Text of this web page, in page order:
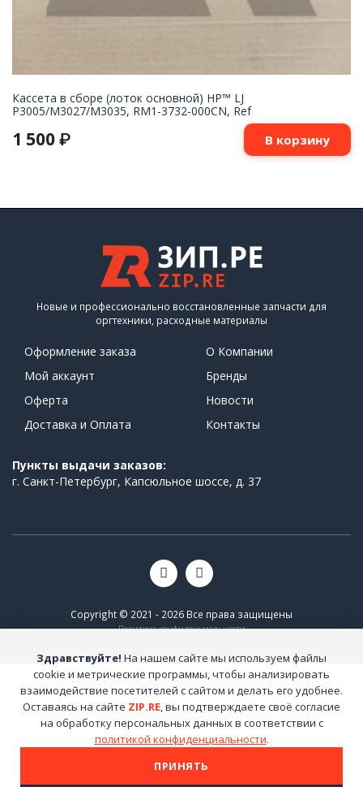
Кассета в сборе (лоток основной) HP™ LJ
P3005/M3027/M3035, RM1-3732-000CN, Ref
1 500 ₽ В корзину
Новые и профессионально восстановленные запчасти для
оргтехники, расходные материалы
Оформление заказа
Мой аккаунт
Оферта
Доставка и Оплата
О Компании
Бренды
Новости
Контакты
Пункты выдачи заказов:
г. Санкт-Петербург, Капсюльное шоссе, д. 37
Copyright © 2021 - 2026 Все права защищены
Политика конфиденциальности
Здравствуйте! На нашем сайте мы используем файлы
cookie и метрические программы, чтобы анализировать
взаимодействие посетителей с сайтом и делать его удобнее.
Оставаясь на сайте ZIP.RE, вы подтверждаете своё согласие
на обработку персональных данных в соответствии с
политикой конфиденциальности.
ПРИНЯТЬ